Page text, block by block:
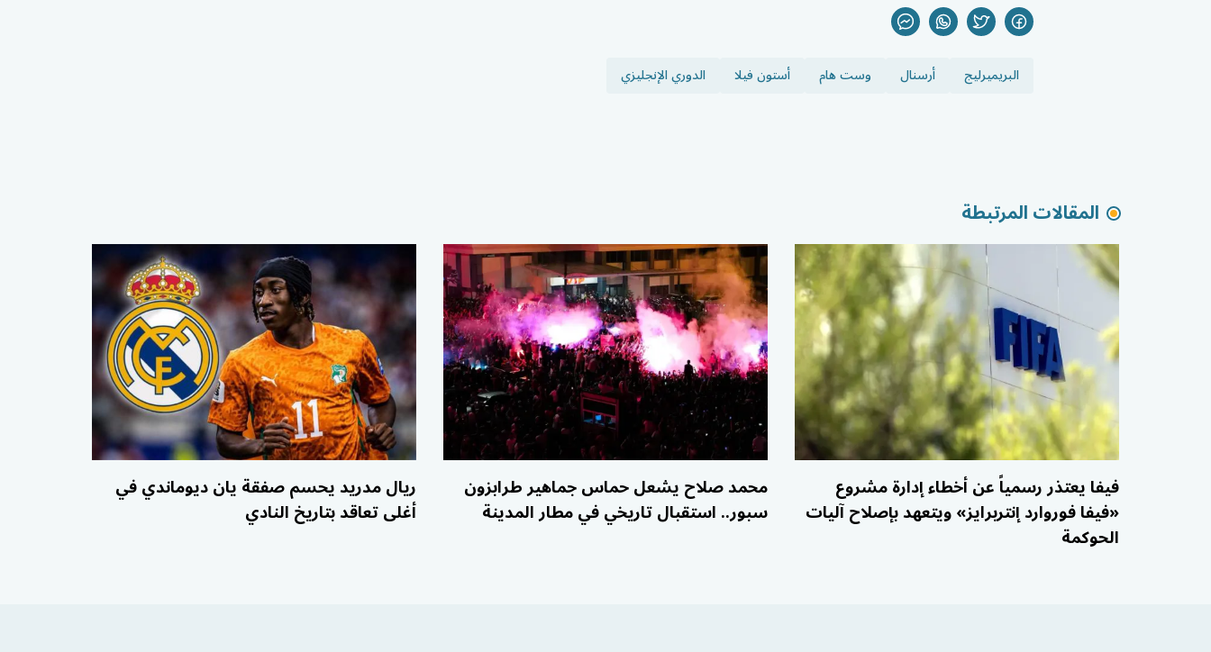
البريميرليج أرسنال وست هام أستون فيلا الدوري الإنجليزي
المقالات المرتبطة
فيفا يعتذر رسمياً عن أخطاء إدارة مشروع
«فيفا فوروارد إنتربرايز» ويتعهد بإصلاح آليات
الحوكمة
محمد صلاح يشعل حماس جماهير طرابزون
سبور.. استقبال تاريخي في مطار المدينة
ريال مدريد يحسم صفقة يان ديوماندي في
أغلى تعاقد بتاريخ النادي